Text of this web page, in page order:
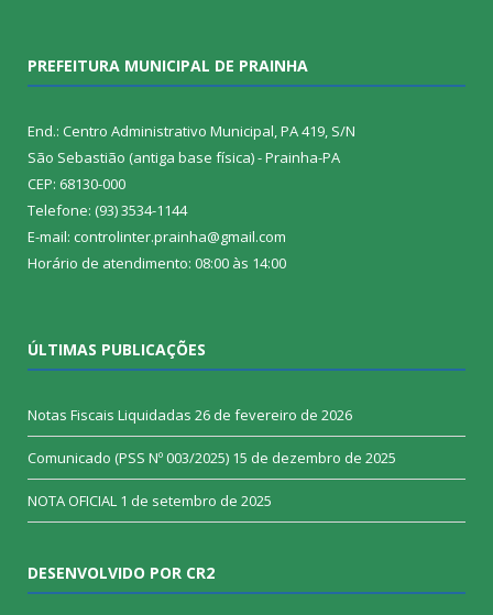
PREFEITURA MUNICIPAL DE PRAINHA
End.: Centro Administrativo Municipal, PA 419, S/N
São Sebastião (antiga base física) - Prainha-PA
CEP: 68130-000
Telefone: (93) 3534-1144
E-mail: controlinter.prainha@gmail.com
Horário de atendimento: 08:00 às 14:00
ÚLTIMAS PUBLICAÇÕES
Notas Fiscais Liquidadas 26 de fevereiro de 2026
Comunicado (PSS Nº 003/2025) 15 de dezembro de 2025
NOTA OFICIAL 1 de setembro de 2025
DESENVOLVIDO POR CR2